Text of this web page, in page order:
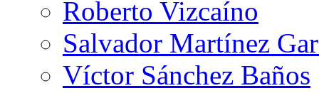
Roberto Vizcaíno
Salvador Martínez
Víctor Sánchez Baños